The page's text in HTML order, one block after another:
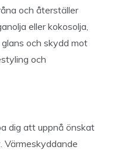
och återställer
eller kokosolja,
och skydd mot
och
dig att uppnå önskat
Värmeskyddande